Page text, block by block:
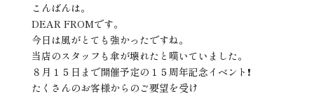
こんばんは。
DEAR FROMです。
今日は風がとても強かったですね。
当店のスタッフも傘が壊れたと嘆いていました。
８月１５日まで開催予定の１５周年記念イベント❗️
たくさんのお客様からのご要望を受け